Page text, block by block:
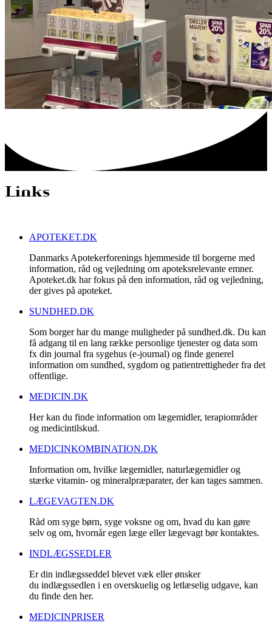
Links
APOTEKET.DK
Danmarks Apotekerforenings hjemmeside til borgerne med
information, råd og vejledning om apoteksrelevante emner.
Apoteket.dk har fokus på den information, råd og vejledning,
der gives på apoteket.
SUNDHED.DK
Som borger har du mange muligheder på sundhed.dk. Du kan
få adgang til en lang række personlige tjenester og data som
fx din journal fra sygehus (e-journal) og finde generel
information om sundhed, sygdom og patientrettigheder fra det
offentlige.
MEDICIN.DK
Her kan du finde information om lægemidler, terapiområder
og medicintilskud.
MEDICINKOMBINATION.DK
Information om, hvilke lægemidler, naturlægemidler og
stærke vitamin- og mineralpræparater, der kan tages sammen.
LÆGEVAGTEN.DK
Råd om syge børn, syge voksne og om, hvad du kan gøre
selv og om, hvornår egen læge eller lægevagt bør kontaktes.
INDLÆGSSEDLER
Er din indlægsseddel blevet væk eller ønsker
du indlægssedlen i en overskuelig og letlæselig udgave, kan
du finde den her.
MEDICINPRISER